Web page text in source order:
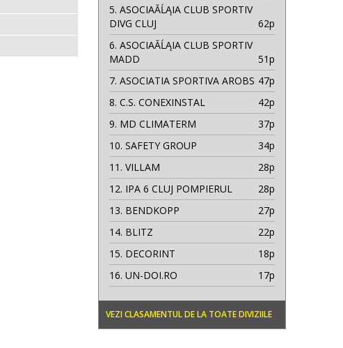
5. ASOCIAĂĹĄIA CLUB SPORTIV
DIVG CLUJ
62p
6. ASOCIAĂĹĄIA CLUB SPORTIV
MADD
51p
7. ASOCIATIA SPORTIVA AROBS 47p
8. C.S. CONEXINSTAL
42p
9. MD CLIMATERM
37p
10. SAFETY GROUP
34p
11. VILLAM
28p
12. IPA 6 CLUJ POMPIERUL
28p
13. BENDKOPP
27p
14. BLITZ
22p
15. DECORINT
18p
16. UN-DOI.RO 17p
VEZI CLASAMENTUL DE LA TOATE DIVIZIILE